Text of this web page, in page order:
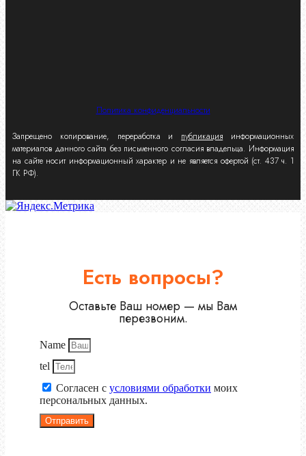
Политика конфиденциальности
Запрещено копирование, переработка и публикация информационных
материалов данного сайта без письменного согласия владельца. Информация
на сайте носит информационный характер и не является офертой (ст. 437 ч. 1
ГК РФ).
Есть вопросы?
Оставьте Ваш номер — мы Вам
перезвоним.
Name
tel
Согласен с условиями обработки моих
персональных данных.
Отправить